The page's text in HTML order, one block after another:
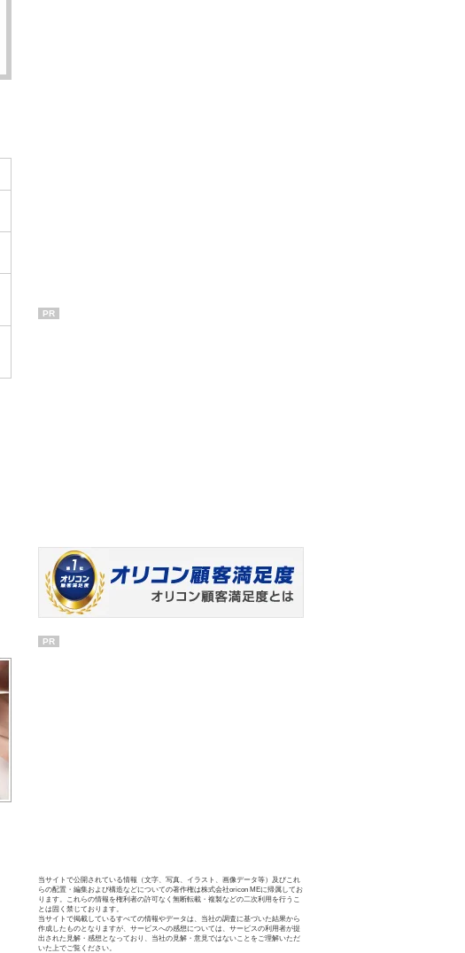
PR
PR
当サイトで公開されている情報（文字、写真、イラスト、画像データ等）及びこれ
らの配置・編集および構造などについての著作権は株式会社oricon MEに帰属してお
ります。これらの情報を権利者の許可なく無断転載・複製などの二次利用を行うこ
とは固く禁じております。
当サイトで掲載しているすべての情報やデータは、当社の調査に基づいた結果から
作成したものとなりますが、サービスへの感想については、サービスの利用者が提
出された見解・感想となっており、当社の見解・意見ではないことをご理解いただ
いた上でご覧ください。